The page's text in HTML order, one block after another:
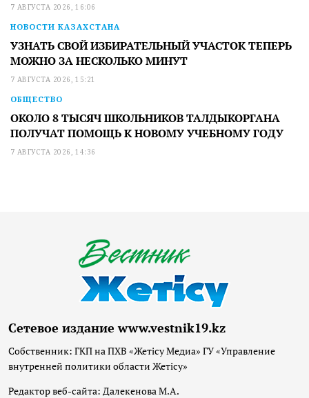
7 АВГУСТА 2026, 16:06
НОВОСТИ КАЗАХСТАНА
УЗНАТЬ СВОЙ ИЗБИРАТЕЛЬНЫЙ УЧАСТОК ТЕПЕРЬ
МОЖНО ЗА НЕСКОЛЬКО МИНУТ
7 АВГУСТА 2026, 15:21
ОБЩЕСТВО
ОКОЛО 8 ТЫСЯЧ ШКОЛЬНИКОВ ТАЛДЫКОРГАНА
ПОЛУЧАТ ПОМОЩЬ К НОВОМУ УЧЕБНОМУ ГОДУ
7 АВГУСТА 2026, 14:36
Сетевое издание www.vestnik19.kz
Собственник: ГКП на ПХВ «Жетісу Медиа» ГУ «Управление
внутренней политики области Жетісу»
Редактор веб-сайта: Далекенова М.А.